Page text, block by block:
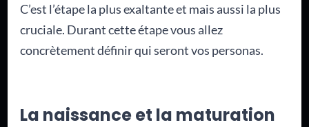
C’est l’étape la plus exaltante et mais aussi la plus
cruciale. Durant cette étape vous allez
concrètement définir qui seront vos personas.
La naissance et la maturation